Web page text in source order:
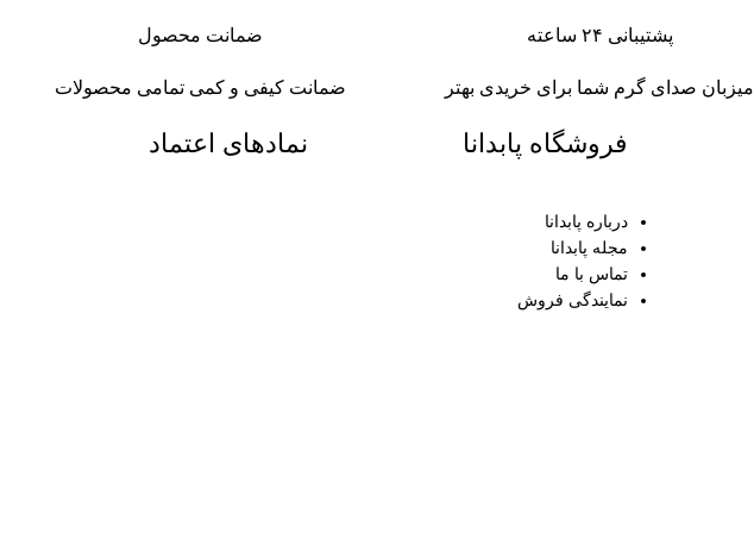
پشتیبانی ۲۴ ساعته
میزبان صدای گرم شما برای خریدی بهتر
ضمانت محصول
ضمانت کیفی و کمی تمامی محصولات
فروشگاه پابدانا
درباره پابدانا
مجله پابدانا
تماس با ما
نمایندگی فروش
نمادهای اعتماد